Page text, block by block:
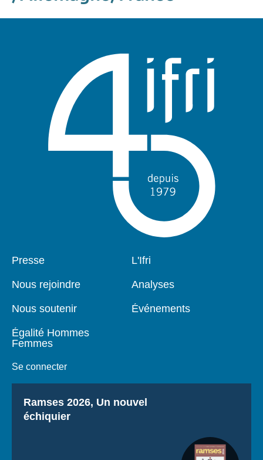
Pied
Presse
Nous rejoindre
Nous soutenir
Égalité Hommes
Femmes
Se connecter
Navigation
L'Ifri
Analyses
Événements
Titre
Ramses 2026, Un nouvel
échiquier